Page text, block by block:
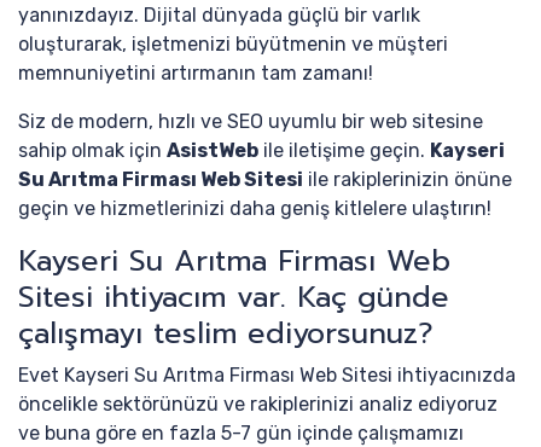
yanınızdayız. Dijital dünyada güçlü bir varlık
oluşturarak, işletmenizi büyütmenin ve müşteri
memnuniyetini artırmanın tam zamanı!
Siz de modern, hızlı ve SEO uyumlu bir web sitesine
sahip olmak için AsistWeb ile iletişime geçin. Kayseri
Su Arıtma Firması Web Sitesi ile rakiplerinizin önüne
geçin ve hizmetlerinizi daha geniş kitlelere ulaştırın!
Kayseri Su Arıtma Firması Web
Sitesi ihtiyacım var. Kaç günde
çalışmayı teslim ediyorsunuz?
Evet Kayseri Su Arıtma Firması Web Sitesi ihtiyacınızda
öncelikle sektörünüzü ve rakiplerinizi analiz ediyoruz
ve buna göre en fazla 5-7 gün içinde çalışmamızı